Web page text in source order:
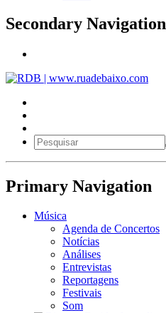
Secondary Navigation
Primary Navigation
Música
Agenda de Concertos
Notícias
Análises
Entrevistas
Reportagens
Festivais
Som